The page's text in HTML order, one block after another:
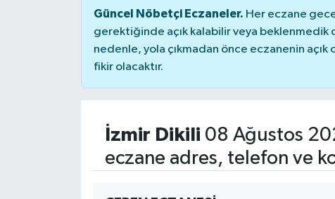
Güncel Nöbetçi Eczaneler. Her eczane
gerektiğinde açık kalabilir veya
nedenle, yola çıkmadan önce eczanenin
fikir olacaktır.
İzmir Dikili 08 Ağustos
eczane adres, telefon ve
KENT GÜNDEMİ